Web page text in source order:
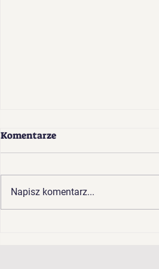
Komentarze
Napisz komentarz...